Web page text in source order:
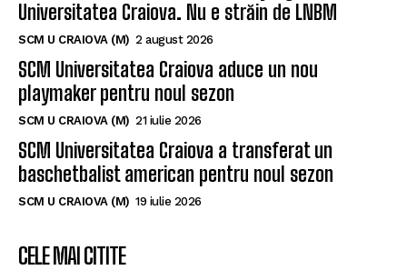
Universitatea Craiova. Nu e străin de LNBM
SCM U CRAIOVA (M) 2 august 2026
SCM Universitatea Craiova aduce un nou
playmaker pentru noul sezon
SCM U CRAIOVA (M) 21 iulie 2026
SCM Universitatea Craiova a transferat un
baschetbalist american pentru noul sezon
SCM U CRAIOVA (M) 19 iulie 2026
CELE MAI CITITE